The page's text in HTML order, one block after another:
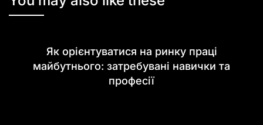
Як орієнтуватися на ринку праці
майбутнього: затребувані навички та
професії